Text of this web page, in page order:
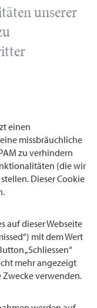
unserer
einen
missbräuchliche
zu verhindern
(die wir
Dieser Cookie
auf dieser Webseite
mit dem Wert
„Schliessen“
mehr angezeigt
verwenden.